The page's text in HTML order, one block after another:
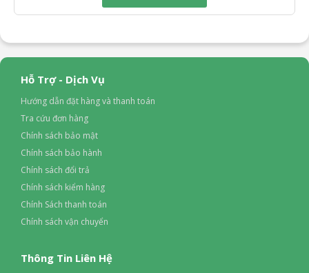
Hỗ Trợ - Dịch Vụ
Hướng dẫn đặt hàng và thanh toán
Tra cứu đơn hàng
Chính sách bảo mật
Chính sách bảo hành
Chính sách đổi trả
Chính sách kiểm hàng
Chính Sách thanh toán
Chính sách vận chuyển
Thông Tin Liên Hệ